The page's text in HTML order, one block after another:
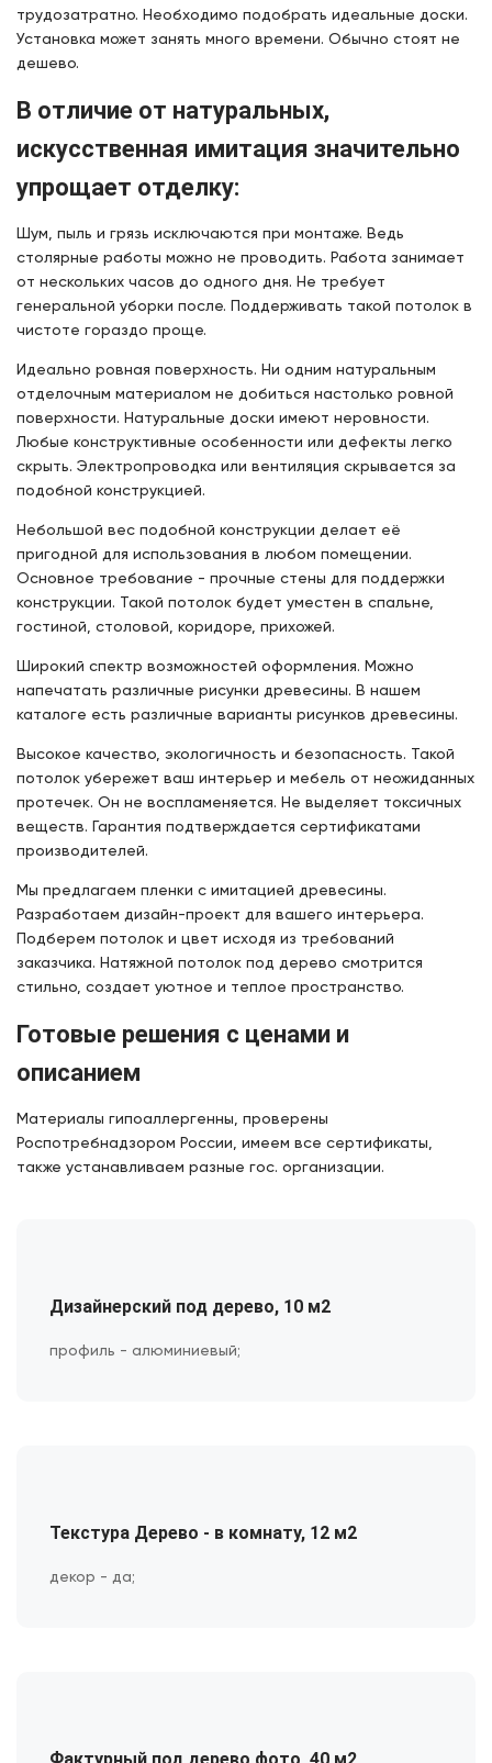
трудозатратно. Необходимо подобрать идеальные доски.
Установка может занять много времени. Обычно стоят не
дешево.
В отличие от натуральных,
искусственная имитация значительно
упрощает отделку:
Шум, пыль и грязь исключаются при монтаже. Ведь
столярные работы можно не проводить. Работа занимает
от нескольких часов до одного дня. Не требует
генеральной уборки после. Поддерживать такой потолок в
чистоте гораздо проще.
Идеально ровная поверхность. Ни одним натуральным
отделочным материалом не добиться настолько ровной
поверхности. Натуральные доски имеют неровности.
Любые конструктивные особенности или дефекты легко
скрыть. Электропроводка или вентиляция скрывается за
подобной конструкцией.
Небольшой вес подобной конструкции делает её
пригодной для использования в любом помещении.
Основное требование - прочные стены для поддержки
конструкции. Такой потолок будет уместен в спальне,
гостиной, столовой, коридоре, прихожей.
Широкий спектр возможностей оформления. Можно
напечатать различные рисунки древесины. В нашем
каталоге есть различные варианты рисунков древесины.
Высокое качество, экологичность и безопасность. Такой
потолок убережет ваш интерьер и мебель от неожиданных
протечек. Он не воспламеняется. Не выделяет токсичных
веществ. Гарантия подтверждается сертификатами
производителей.
Мы предлагаем пленки с имитацией древесины.
Разработаем дизайн-проект для вашего интерьера.
Подберем потолок и цвет исходя из требований
заказчика. Натяжной потолок под дерево смотрится
стильно, создает уютное и теплое пространство.
Готовые решения с ценами и
описанием
Материалы гипоаллергенны, проверены
Роспотребнадзором России, имеем все сертификаты,
также устанавливаем разные гос. организации.
Дизайнерский под дерево, 10 м2
профиль - алюминиевый;
Текстура Дерево - в комнату, 12 м2
декор - да;